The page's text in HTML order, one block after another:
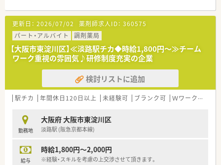
更新日： 2026/07/02 薬剤師求人ID： 360575
パート・アルバイト
調剤薬局
【大阪市東淀川区】≪淡路駅チカ◆時給1,800円～≫チーム
ワーク重視の雰囲気♪研修制度充実の企業
検討リストに追加
駅チカ 年間休日120日以上 未経験可 ブランク可 Ｗワーク可
勤務地
大阪府 大阪市東淀川区
淡路駅 (阪急京都本線)
給与
時給1,800円～2,000円
※経験・スキルを考慮の上交渉させて頂きます。